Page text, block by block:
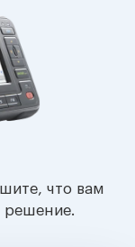
что вам